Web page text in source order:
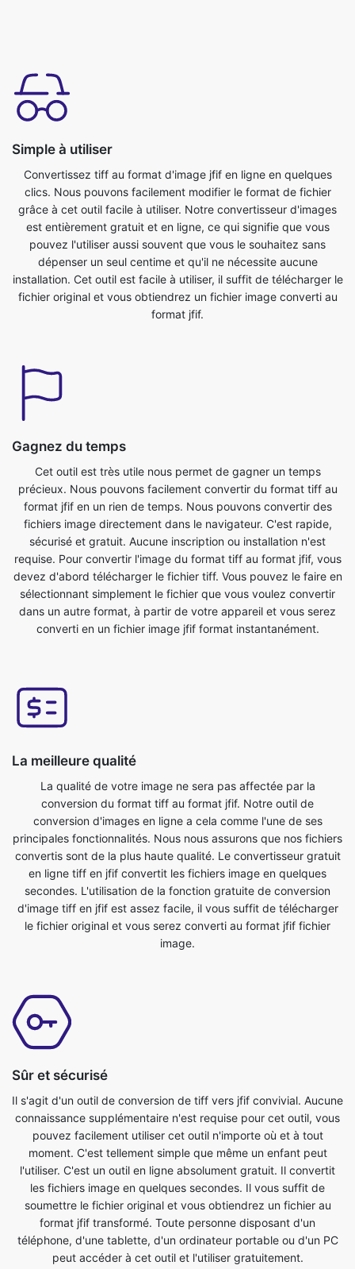
Simple à utiliser
Convertissez tiff au format d'image jfif en ligne en quelques
clics. Nous pouvons facilement modifier le format de fichier
grâce à cet outil facile à utiliser. Notre convertisseur d'images
est entièrement gratuit et en ligne, ce qui signifie que vous
pouvez l'utiliser aussi souvent que vous le souhaitez sans
dépenser un seul centime et qu'il ne nécessite aucune
installation. Cet outil est facile à utiliser, il suffit de télécharger le
fichier original et vous obtiendrez un fichier image converti au
format jfif.
Gagnez du temps
Cet outil est très utile nous permet de gagner un temps
précieux. Nous pouvons facilement convertir du format tiff au
format jfif en un rien de temps. Nous pouvons convertir des
fichiers image directement dans le navigateur. C'est rapide,
sécurisé et gratuit. Aucune inscription ou installation n'est
requise. Pour convertir l'image du format tiff au format jfif, vous
devez d'abord télécharger le fichier tiff. Vous pouvez le faire en
sélectionnant simplement le fichier que vous voulez convertir
dans un autre format, à partir de votre appareil et vous serez
converti en un fichier image jfif format instantanément.
La meilleure qualité
La qualité de votre image ne sera pas affectée par la
conversion d'images en ligne a cela comme l'une de ses
principales fonctionnalités. Nous nous assurons que nos fichiers
convertis sont de la plus haute qualité. Le convertisseur gratuit
en ligne tiff en jfif convertit les fichiers image en quelques
secondes. L'utilisation de la fonction gratuite de conversion
d'image tiff en jfif est assez facile, il vous suffit de télécharger
le fichier original et vous serez converti au format jfif fichier
image.
Sûr et sécurisé
Il s'agit d'un outil de conversion de tiff vers jfif convivial. Aucune
connaissance supplémentaire n'est requise pour cet outil, vous
pouvez facilement utiliser cet outil n'importe où et à tout
moment. C'est tellement simple que même un enfant peut
l'utiliser. C'est un outil en ligne absolument gratuit. Il convertit
les fichiers image en quelques secondes. Il vous suffit de
soumettre le fichier original et vous obtiendrez un fichier au
format jfif transformé. Toute personne disposant d'un
téléphone, d'une tablette, d'un ordinateur portable ou d'un PC
peut accéder à cet outil et l'utiliser gratuitement.